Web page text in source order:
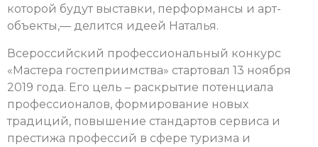
которой будут выставки, перформансы и арт-
объекты,— делится идеей Наталья.
Всероссийский профессиональный конкурс
«Мастера гостеприимства» стартовал 13 ноября
2019 года. Его цель – раскрытие потенциала
профессионалов, формирование новых
традиций, повышение стандартов сервиса и
престижа профессий в сфере туризма и